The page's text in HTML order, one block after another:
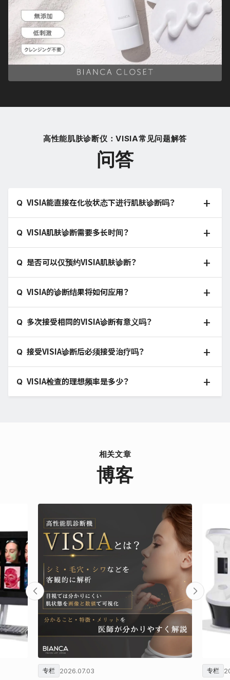
高性能肌肤诊断仪：VISIA常见问题解答
问答
VISIA能直接在化妆状态下进行肌肤诊断吗？
VISIA肌肤诊断需要多长时间？
是否可以仅预约VISIA肌肤诊断？
VISIA的诊断结果将如何应用？
多次接受相同的VISIA诊断有意义吗？
接受VISIA诊断后必须接受治疗吗？
VISIA检查的理想频率是多少？
相关文章
博客
专栏 2026.07.03 专栏